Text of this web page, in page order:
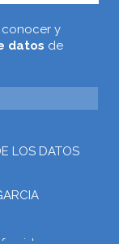
conocer y
datos de
LOS DATOS